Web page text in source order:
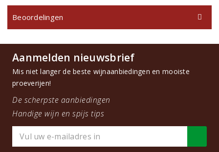
Beoordelingen
Aanmelden nieuwsbrief
Mis niet langer de beste wijnaanbiedingen en mooiste
proeverijen!
De scherpste aanbiedingen
Handige wijn en spijs tips